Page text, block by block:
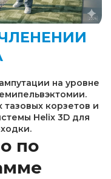
на уровне
корзетов и
Helix 3D для
по